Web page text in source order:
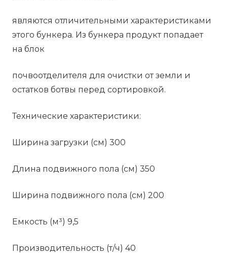
являются отличительными характеристиками
этого бункера. Из бункера продукт попадает
на блок
почвоотделителя для очистки от земли и
остатков ботвы перед сортировкой.
Технические характеристики:
Ширина загрузки (см) 300
Длина подвижного пола (см) 350
Ширина подвижного пола (см) 200
Емкость (м³) 9,5
Производительность (т/ч) 40